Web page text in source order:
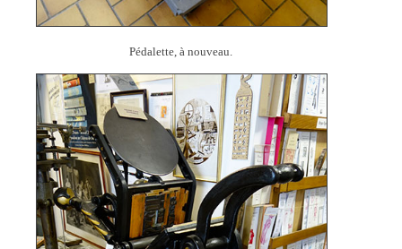
Pédalette, à nouveau.